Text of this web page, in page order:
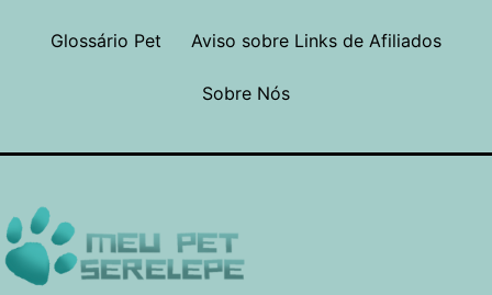
Glossário Pet Aviso sobre Links de Afiliados
Sobre Nós